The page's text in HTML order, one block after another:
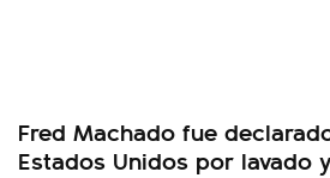
Fred Machado fue
Estados Unidos por lavado